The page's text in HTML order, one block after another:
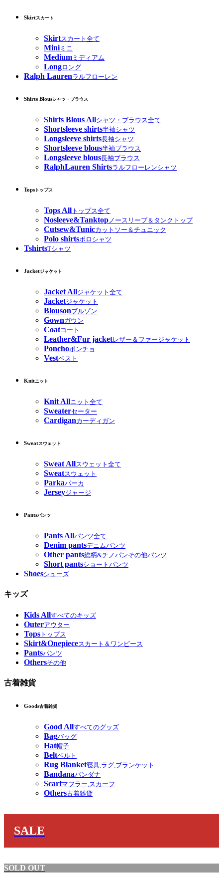
Skirtスカート
Skirtスカート全て
Miniミニ
Medium ミディアム
Longロング
Ralph Laurenラルフローレン
Shirts Blousシャツ・ブラウス
Shirts Blous Allシャツ・ブラウス全て
Shortsleeve shirts半袖シャツ
Longsleeve shirts長袖シャツ
Shortsleeve blous半袖ブラウス
Longsleeve blous長袖ブラウス
RalphLauren Shirtsラルフローレンシャツ
Tops トップス
Tops All トップス全て
Nosleeve&Tanktopノースリーブ＆タンクトップ
Cutsew&Tunicカットソー＆チュニック
Polo shirtsポロシャツ
TshirtsTシャツ
Jacketジャケット
Jacket Allジャケット全て
Jacketジャケット
Blousonブルゾン
Gownガウン
Coatコート
Leather&Fur jacketレザー＆ファージャケット
Ponchoポンチョ
Vestベスト
Knitニット
Knit Allニット全て
Sweaterセーター
Cardiganカーディガン
Sweatスウェット
Sweat Allスウェット全て
Sweatスウェット
Parkaパーカ
Jerseyジャージ
Pantsパンツ
Pants Allパンツ全て
Denim pantsデニムパンツ
Other pants総柄&チノパンその他パンツ
Short pantsショートパンツ
Shoesシューズ
キッズ
Kids Allすべてのキッズ
Outerアウター
Tops トップス
Skirt&Onepieceスカート＆ワンピース
Pantsパンツ
Othersその他
古着雑貨
Goods古着雑貨
Good Allすべてのグッズ
Bagバッグ
Hat帽子
Beltベルト
Rug Blanket寝具,ラグ,ブランケット
Bandanaバンダナ
Scarfマフラー,スカーフ
Others古着雑貨
SALE
SOLD OUT